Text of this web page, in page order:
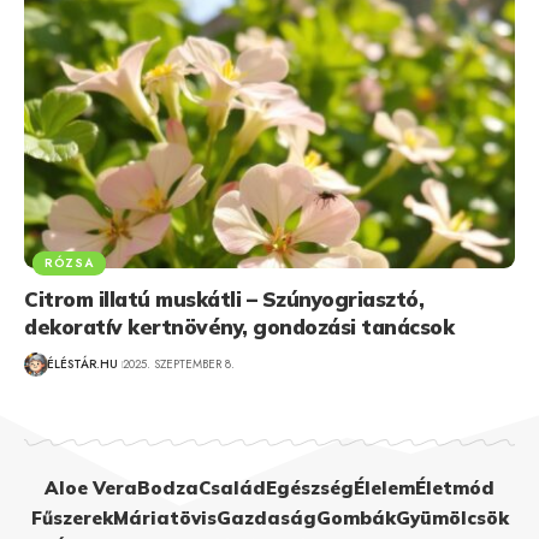
RÓZSA
Citrom illatú muskátli – Szúnyogriasztó,
dekoratív kertnövény, gondozási tanácsok
ÉLÉSTÁR.HU 2025. SZEPTEMBER 8.
Aloe VeraBodzaCsaládEgészségÉlelemÉletmód
FűszerekMáriatövisGazdaságGombákGyümölcsök